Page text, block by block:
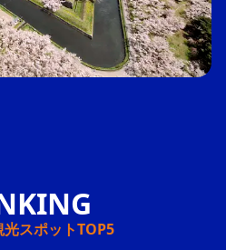
スポットTOP5